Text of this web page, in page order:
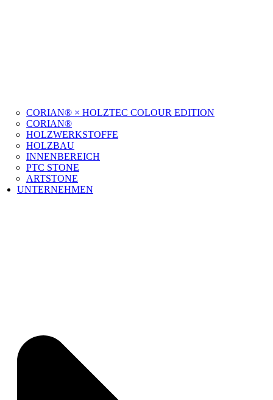
CORIAN® × HOLZTEC COLOUR EDITION
CORIAN®
HOLZWERKSTOFFE
HOLZBAU
INNENBEREICH
PTC STONE
ARTSTONE
UNTERNEHMEN